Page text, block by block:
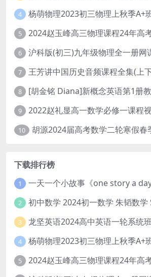
4
5
6
7 王芳讲中国历史音频课程全集(上
8
9
10
下载排行榜
1
2
3 龙坚英语2024高中英语一轮系统
4
5